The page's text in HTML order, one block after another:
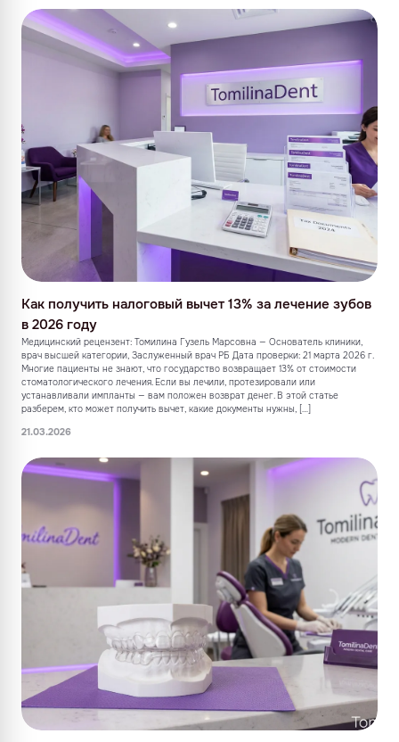
Как получить налоговый вычет 13% за лечение зубов
в 2026 году
Медицинский рецензент: Томилина Гузель Марсовна — Основатель клиники,
врач высшей категории, Заслуженный врач РБ Дата проверки: 21 марта 2026 г.
Многие пациенты не знают, что государство возвращает 13% от стоимости
стоматологического лечения. Если вы лечили, протезировали или
устанавливали импланты — вам положен возврат денег. В этой статье
разберем, кто может получить вычет, какие документы нужны, […]
21.03.2026